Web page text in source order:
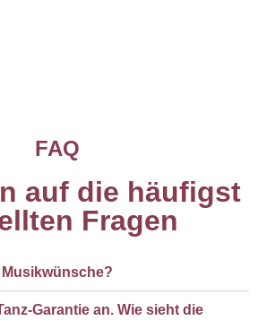
FAQ
auf die häufigst
Fragen
Garantie an. Wie sieht die